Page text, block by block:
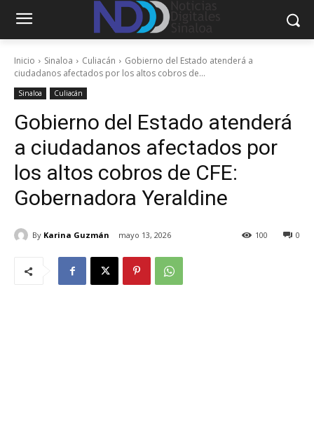
Inicio Sinaloa Culiacán
Gobierno del Estado atenderá a
ciudadanos afectados por los altos cobros de...
Sinaloa Culiacán
Gobierno del Estado atenderá
a ciudadanos afectados por
los altos cobros de CFE:
Gobernadora Yeraldine
By Karina Guzmán mayo 13, 2026 0
100